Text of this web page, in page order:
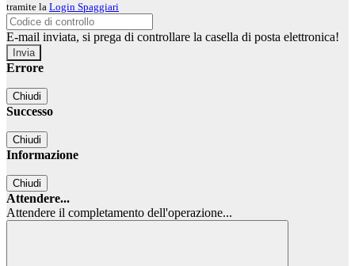
tramite la Login Spaggiari
E-mail inviata, si prega di controllare la casella di posta elettronica!
Errore
Chiudi
Successo
Chiudi
Informazione
Chiudi
Attendere...
Attendere il completamento dell'operazione...